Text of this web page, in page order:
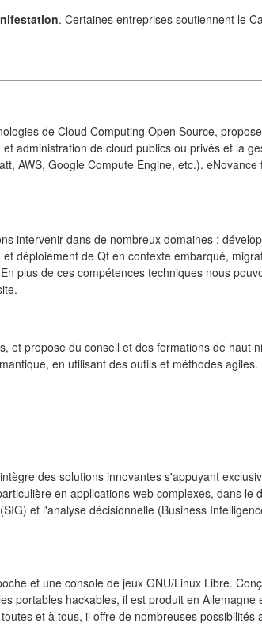
. Certaines entreprises soutiennent le
de Cloud Computing Open Source,
administration de cloud publics ou privés et la
AWS, Google Compute Engine, etc.).
intervenir dans de nombreux domaines :
déploiement de Qt en contexte embarqué,
plus de ces compétences techniques nous
et propose du conseil et des formations de haut
en utilisant des outils et méthodes agiles.
des solutions innovantes s'appuyant
en applications web complexes, dans le
et l'analyse décisionnelle (Business
et une console de jeux GNU/Linux Libre.
portables hackables, il est produit en
et à tous, il offre de nombreuses possibilités